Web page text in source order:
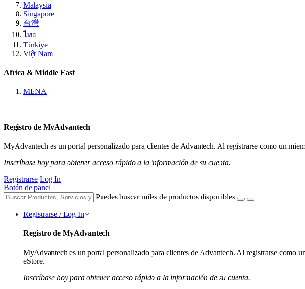
Malaysia
Singapore
台灣
ไทย
Türkiye
Việt Nam
Africa & Middle East
MENA
Registro de MyAdvantech
MyAdvantech es un portal personalizado para clientes de Advantech. Al registrarse como un
Inscríbase hoy para obtener acceso rápido a la información de su cuenta.
Registrarse Log In
Botón de panel
Puedes buscar miles de productos disponibles
Registrarse / Log In
Registro de MyAdvantech
MyAdvantech es un portal personalizado para clientes de Advantech. Al registrarse como
eStore.
Inscríbase hoy para obtener acceso rápido a la información de su cuenta.